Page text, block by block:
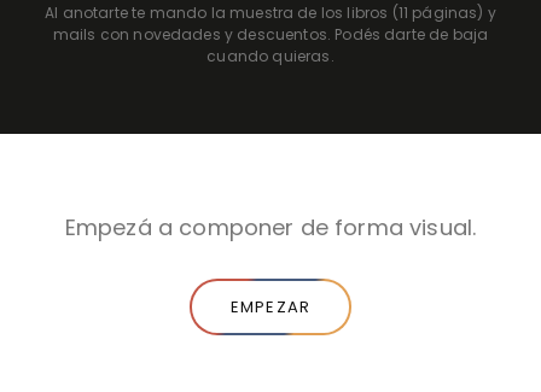
Al anotarte te mando la muestra de los libros (11 páginas) y
mails con novedades y descuentos. Podés darte de baja
cuando quieras.
Empezá a componer de forma visual.
EMPEZAR